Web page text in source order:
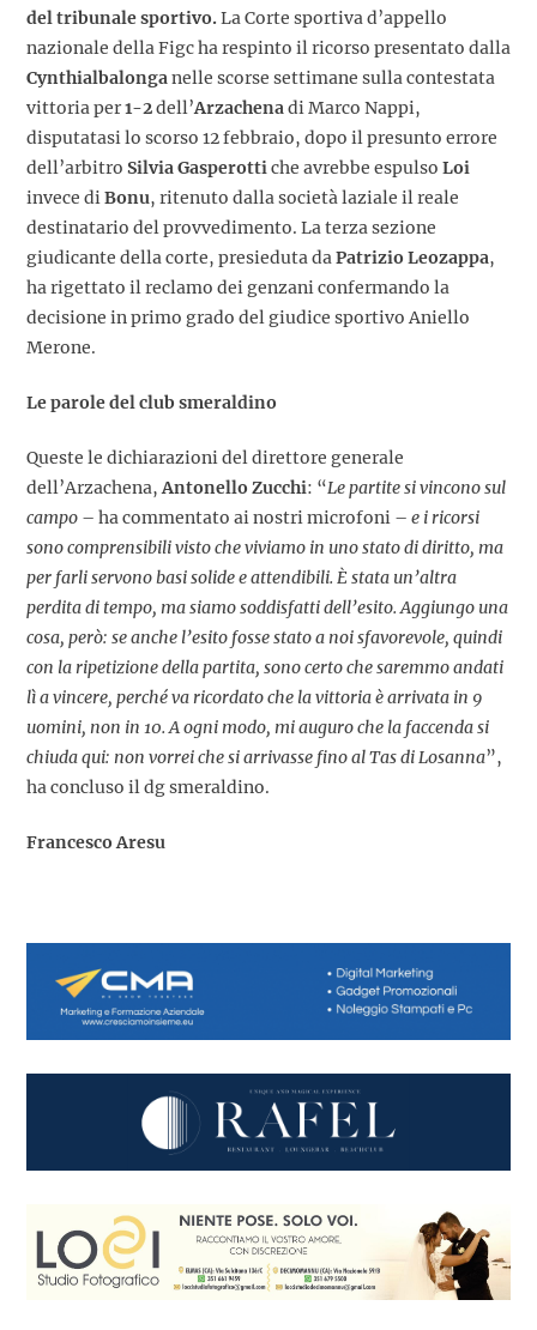
del tribunale sportivo.La Corte sportiva d’appello
nazionale della Figc ha respinto il ricorso presentato dalla
Cynthialbalonganelle scorse settimane sulla contestata
vittoria per1-2dell’Arzachenadi Marco Nappi,
disputatasi lo scorso 12 febbraio, dopo il presunto errore
dell’arbitro Silvia Gasperottiche avrebbe espulso Loi
invece diBonu, ritenuto dalla società laziale il reale
destinatario del provvedimento. La terza sezione
giudicante della corte, presieduta daPatrizio Leozappa,
ha rigettato il reclamo dei genzani confermando la
decisione in primo grado del giudice sportivo Aniello
Merone.
Le parole del club smeraldino
Queste le dichiarazioni del direttore generale
dell’Arzachena,Antonello Zucchi: “Le partite si vincono sul
campo – ha commentato ai nostri microfoni – e i ricorsi
sono comprensibili visto che viviamo in uno stato di diritto, ma
per farli servono basi solide e attendibili. È stata un’altra
perdita di tempo, ma siamo soddisfatti dell’esito. Aggiungo una
cosa, però: se anche l’esito fosse stato a noi sfavorevole, quindi
con la ripetizione della partita, sono certo che saremmo andati
lì a vincere, perché va ricordato che la vittoria è arrivata in 9
uomini, non in 10. A ogni modo, mi auguro che la faccenda si
chiuda qui: non vorrei che si arrivasse fino al Tas di Losanna”,
ha concluso il dg smeraldino.
Francesco Aresu